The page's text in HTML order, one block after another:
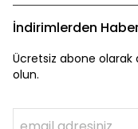
İndirimlerden
Ücretsiz abone olarak
olun.